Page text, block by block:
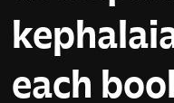
each